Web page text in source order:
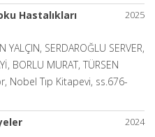
2025
Hastalıkları
SERDAROĞLU SERVER,
BORLU MURAT, TÜRSEN
Nobel Tıp Kitapevi, ss.676-
2024